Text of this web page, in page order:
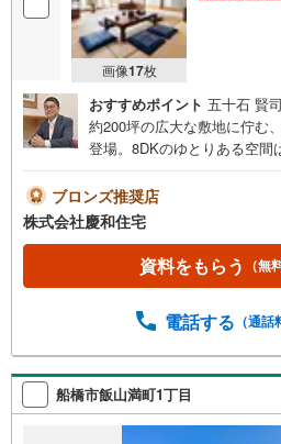
画像17枚
おすすめポイント 五十石 賢司
約200坪の広大な敷地に佇む
登場。8DKのゆとりある空間
の計画もあり、将来的な利便
す。静かな環境で自分好みの
舎暮らしを実現しませんか。
しをデザインする特別なプ
ましょう。・敷地面積200
分、中学校徒歩10分でお子
～18:00）】【慶和住宅につ
に不動産情報を多数取り扱
ブロンズ推奨店
株式会社慶和住宅
資料をもらう （無
電話する （通話
船橋市飯山満町1丁目